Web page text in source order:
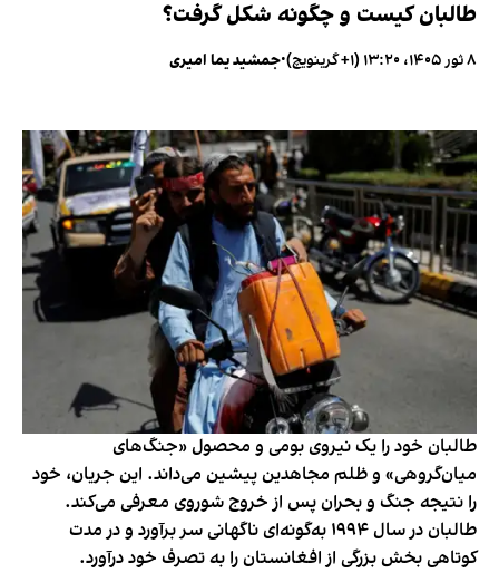
طالبان کیست و چگونه شکل گرفت؟
۸ ثور ۱۴۰۵، ۱۳:۲۰ (‎+۱ گرینویچ) •جمشید یما امیری
طالبان خود را یک نیروی بومی و محصول «جنگ‌های
میان‌گروهی» و ظلم مجاهدین پیشین می‌داند. این جریان، خود
را نتیجه جنگ و بحران پس از خروج شوروی معرفی می‌کند.
طالبان در سال ۱۹۹۴ به‌گونه‌ای ناگهانی سر برآورد و در مدت
کوتاهی بخش بزرگی از افغانستان را به تصرف خود درآورد.